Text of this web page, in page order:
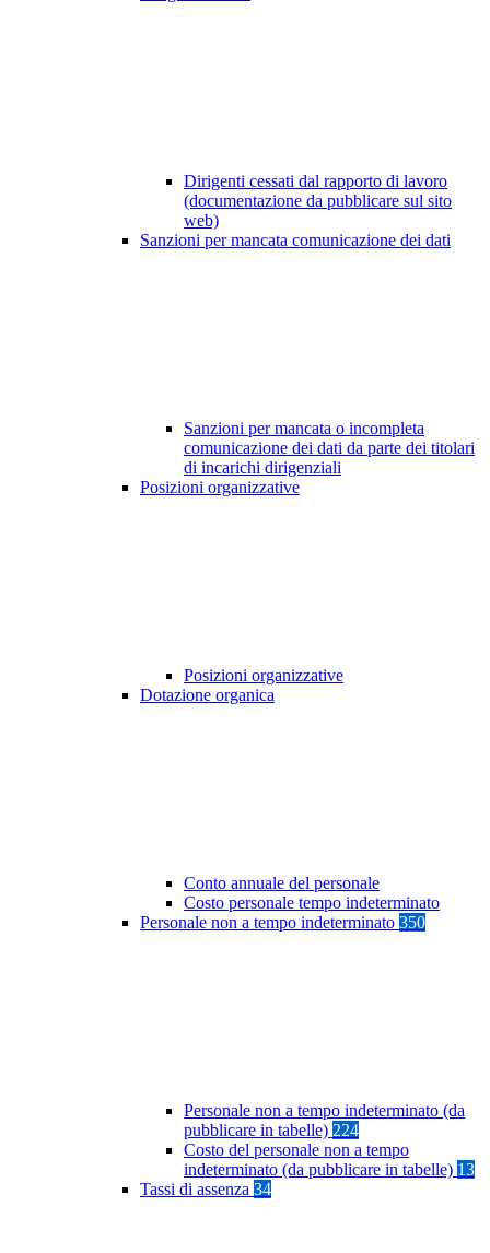
Dirigenti cessati dal rapporto di lavoro
(documentazione da pubblicare sul sito
web)
Sanzioni per mancata comunicazione dei dati
Sanzioni per mancata o incompleta
comunicazione dei dati da parte dei titolari
di incarichi dirigenziali
Posizioni organizzative
Posizioni organizzative
Dotazione organica
Conto annuale del personale
Costo personale tempo indeterminato
Personale non a tempo indeterminato 350
Personale non a tempo indeterminato (da
pubblicare in tabelle) 224
Costo del personale non a tempo
indeterminato (da pubblicare in tabelle) 13
Tassi di assenza 34